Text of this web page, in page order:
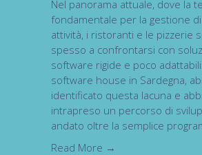
Nel panorama attuale, dove la
fondamentale per la gestione
attività, i ristoranti e le pizzerie
spesso a confrontarsi con
software rigide e poco
software house in Sardegna,
identificato questa lacuna e
intrapreso un percorso di
andato oltre la semplice
Read More →